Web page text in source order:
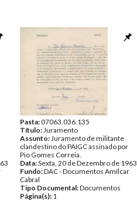
Pasta:07063.036.135
Título:Juramento
Assunto:Juramento de militante
clandestino do PAIGC assinado por
Pio Gomes Correia.
Data:Sexta, 20 de Dezembro de 1963
Fundo:DAC - Documentos Amílcar
Cabral
Tipo Documental:Documentos
Página(s): 1